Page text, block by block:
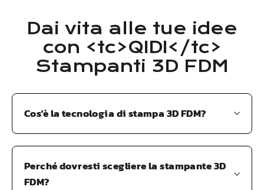
Dai vita alle tue idee
con <tc>QIDI</tc>
Stampanti 3D FDM
Cos'è la tecnologia di stampa 3D FDM?
Perché dovresti scegliere la stampante 3D
FDM?